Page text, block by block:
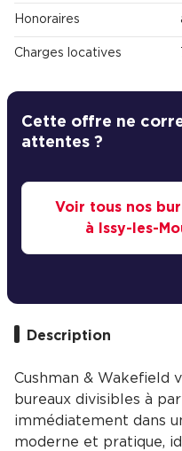
Honoraires
Charges locatives
Cette offre ne
attentes ?
Voir tous nos
à Issy-les-
Description
Cushman & Wakefield
bureaux divisibles à
immédiatement dans
moderne et pratique,